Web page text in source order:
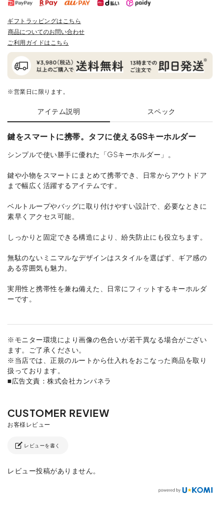
ギフトラッピングはこちら
商品についてのお問い合わせ
ご利用ガイドはこちら
※営業日に限ります。
アイテム説明 スペック
鍵をスマートに携帯。タフに使えるGSキーホルダー
シンプルで使い勝手に優れた「GSキーホルダー」。
鍵や小物をスマートにまとめて携帯でき、日常からアウトドア
まで幅広く活躍するアイテムです。
ベルトループやバッグに取り付けやすい設計で、必要なときに
素早くアクセス可能。
しっかりと固定できる構造により、紛失防止にも役立ちます。
無駄のないミニマルなデザインはスタイルを選ばず、ギア感の
ある雰囲気も魅力。
実用性と携帯性を兼ね備えた、日常にフィットするキーホルダ
ーです。
※モニター環境により画像の色合いが若干異なる場合がござい
ます。ご了承ください。
※当店では、正規のルートから仕入れをおこなった商品を取り
扱っております。
■広告文責：株式会社カンパネラ
レビューを書く
レビュー投稿がありません。